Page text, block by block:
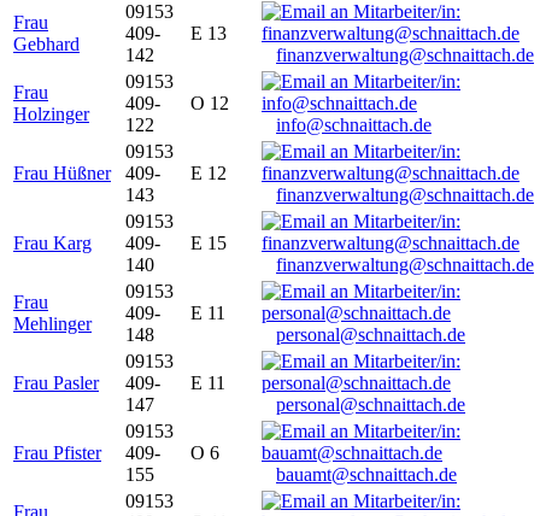
Frau
Gebhard
09153
409-
142
E 13
finanzverwaltung@schnaittach.de
Frau
Holzinger
09153
409-
122
O 12
info@schnaittach.de
Frau Hüßner
09153
409-
143
E 12
finanzverwaltung@schnaittach.de
Frau Karg
09153
409-
140
E 15
finanzverwaltung@schnaittach.de
Frau
Mehlinger
09153
409-
148
E 11
personal@schnaittach.de
Frau Pasler
09153
409-
147
E 11
personal@schnaittach.de
Frau Pfister
09153
409-
155
O 6
bauamt@schnaittach.de
09153